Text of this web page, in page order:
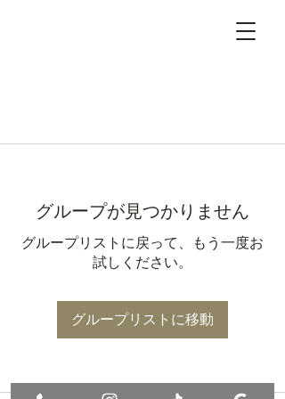
グループが見つかりません
グループリストに戻って、もう一度お
試しください。
グループリストに移動